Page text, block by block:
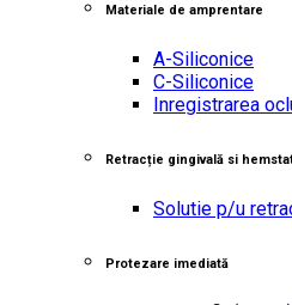
Materiale de amprentare
A-Siliconice
C-Siliconice
Inregistrarea
Retracție gingivală si
Solutie p/u
Protezare imediată